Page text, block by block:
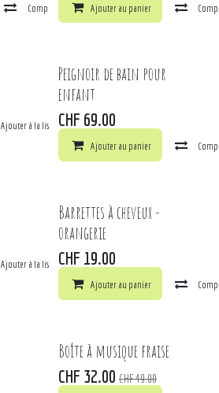
Comparer Ajouter à la liste de souhaits
Ajouter au panier
Ajouter à la liste de souhaits
Peignoir de bain pour
enfant
CHF 69.00
Ajouter au panier
Ajouter à la liste de souhaits
Barrettes à cheveux -
orangerie
CHF 19.00
Ajouter au panier
Boîte à musique fraise
CHF 32.00 CHF49.00